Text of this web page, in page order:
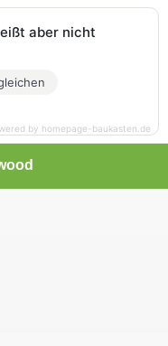
aber nicht
by homepage-baukasten.de